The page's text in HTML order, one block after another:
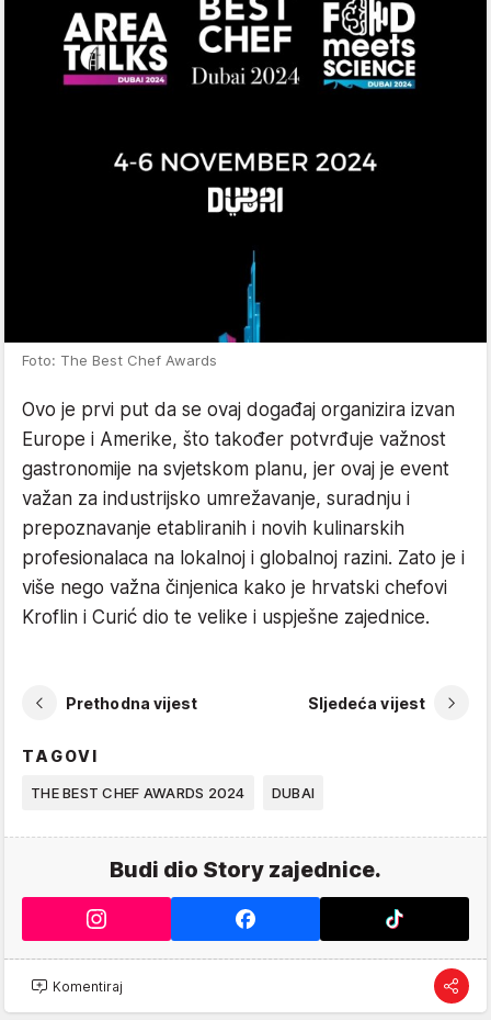
Foto: The Best Chef Awards
Ovo je prvi put da se ovaj događaj organizira izvan
Europe i Amerike, što također potvrđuje važnost
gastronomije na svjetskom planu, jer ovaj je event
važan za industrijsko umrežavanje, suradnju i
prepoznavanje etabliranih i novih kulinarskih
profesionalaca na lokalnoj i globalnoj razini. Zato je i
više nego važna činjenica kako je hrvatski chefovi
Kroflin i Curić dio te velike i uspješne zajednice.
Prethodna vijest Sljedeća vijest
TAGOVI
THE BEST CHEF AWARDS 2024 DUBAI
Budi dio Story zajednice.
Komentiraj